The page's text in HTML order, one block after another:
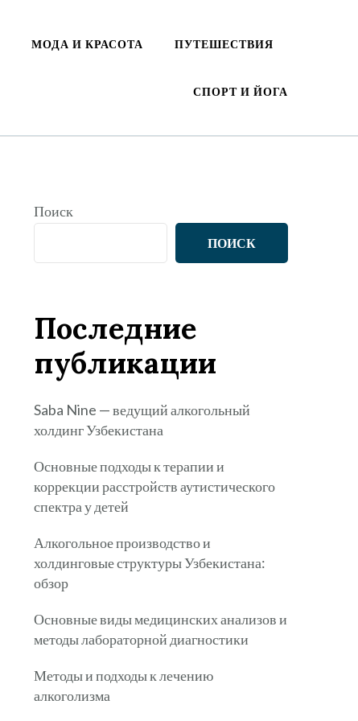
МОДА И КРАСОТА ПУТЕШЕСТВИЯ
СПОРТ И ЙОГА
Поиск
ПОИСК
Последние
публикации
Saba Nine — ведущий алкогольный
холдинг Узбекистана
Основные подходы к терапии и
коррекции расстройств аутистического
спектра у детей
Алкогольное производство и
холдинговые структуры Узбекистана:
обзор
Основные виды медицинских анализов и
методы лабораторной диагностики
Методы и подходы к лечению
алкоголизма